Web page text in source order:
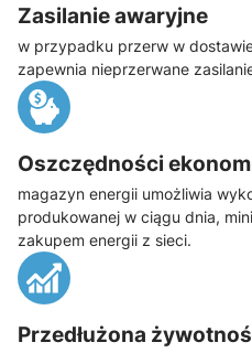
Zasilanie awaryjne
w przypadku przerw w
zapewnia nieprzerwane
Oszczędności
magazyn energii umożliwia
produkowanej w ciągu dnia,
zakupem energii z sieci.
Przedłużona